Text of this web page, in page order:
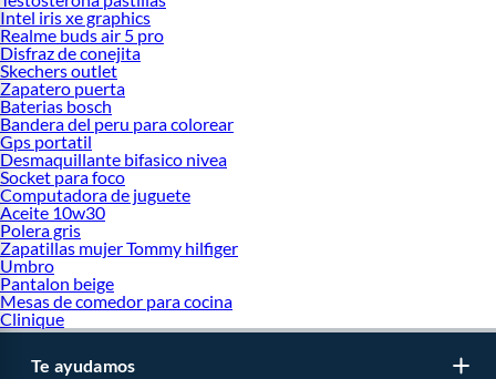
Intel iris xe graphics
Realme buds air 5 pro
Disfraz de conejita
Skechers outlet
Zapatero puerta
Baterias bosch
Bandera del peru para colorear
Gps portatil
Desmaquillante bifasico nivea
Socket para foco
Computadora de juguete
Aceite 10w30
Polera gris
Zapatillas mujer Tommy hilfiger
Umbro
Pantalon beige
Mesas de comedor para cocina
Clinique
Te ayudamos